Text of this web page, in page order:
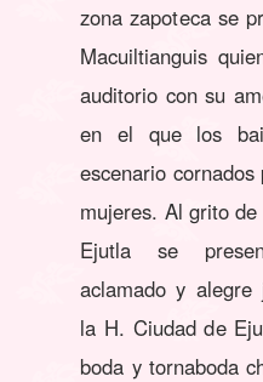
zona zapoteca se
Macuiltianguis
auditorio con su
en el que los
escenario
mujeres. Al grito
Ejutla se
aclamado y
la H. Ciudad de
boda y tornaboda